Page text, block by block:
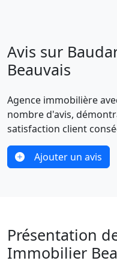
Avis sur
Beauvais
Agence immobilière
nombre d'avis,
satisfaction client
Ajouter un avis
Présentation
Immobilier